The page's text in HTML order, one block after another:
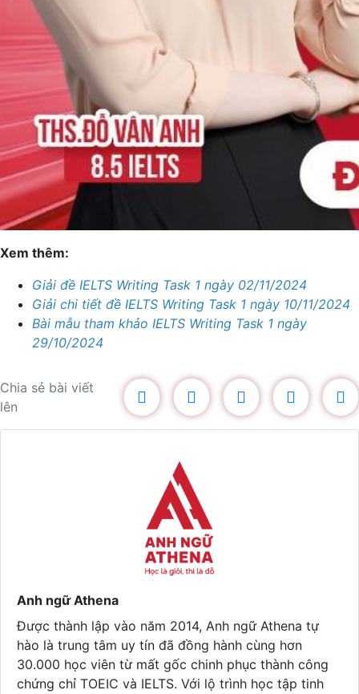
Xem thêm:
Giải đề IELTS Writing Task 1 ngày 02/11/2024
Giải chi tiết đề IELTS Writing Task 1 ngày 10/11/2024
Bài mẫu tham khảo IELTS Writing Task 1 ngày
29/10/2024
Chia sẻ bài viết
lên
Anh ngữ Athena
Được thành lập vào năm 2014, Anh ngữ Athena tự
hào là trung tâm uy tín đã đồng hành cùng hơn
30.000 học viên từ mất gốc chinh phục thành công
chứng chỉ TOEIC và IELTS. Với lộ trình học tập tinh